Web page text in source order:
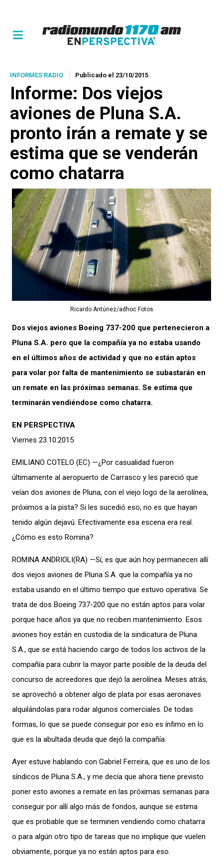
INFORMES RADIO Publicado el 23/10/2015
Informe: Dos viejos
aviones de Pluna S.A.
pronto irán a remate y se
estima que se venderán
como chatarra
Ricardo Antúnez/adhoc Fotos
Dos viejos aviones Boeing 737-200 que pertenecieron a
Pluna S.A. pero que la compañía ya no estaba usando
en el últimos años de actividad y que no están aptos
para volar por falta de mantenimiento se subastarán en
un remate en las próximas semanas. Se estima que
terminarán vendiéndose como chatarra.
EN PERSPECTIVA
Viernes 23.10.2015
EMILIANO COTELO (EC) —¿Por casualidad fueron
últimamente al aeropuerto de Carrasco y les pareció que
veían dos aviones de Pluna, con el viejo logo de la aerolínea,
próximos a la pista? Si les sucedió eso, no es que hayan
tenido algún dejavú. Efectivamente esa escena era real.
¿Cómo es esto Romina?
ROMINA ANDRIOLI(RA) —Sí, es que aún hoy permanecen allí
dos viejos aviones de Pluna S.A. que la compañía ya no
estaba usando en el último tiempo que estuvo operativa. Se
trata de dos Boeing 737-200 que no están aptos para volar
porque hace años ya que no reciben mantenimiento. Esos
aviones hoy están en custodia de la sindicatura de Pluna
S.A., que se está haciendo cargo de todos los activos de la
compañía para cubrir la mayor parte posible de la deuda del
concurso de acreedores que dejó la aerolínea. Meses atrás,
se aprovechó a obtener algo de plata por esas aeronaves
alquilándolas para rodar algunos comerciales. De todas
formas, lo que se puede conseguir por eso es ínfimo en lo
que es la abultada deuda que dejó la compañía.
Ayer estuve hablando con Gabriel Ferreira, que es uno de los
síndicos de Pluna S.A., y me decía que ahora tiene previsto
poner esto aviones a remate en las próximas semanas para
conseguir por allí algo más de fondos, aunque se estima
que es probable que se terminen vendiendo como chatarra
o para algún otro tipo de tareas que no implique que vuelen
obviamente, porque ya no están aptos para eso.